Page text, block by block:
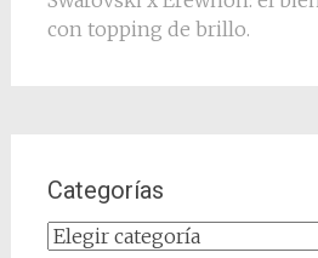
con topping de brillo.
Categorías
Categorías